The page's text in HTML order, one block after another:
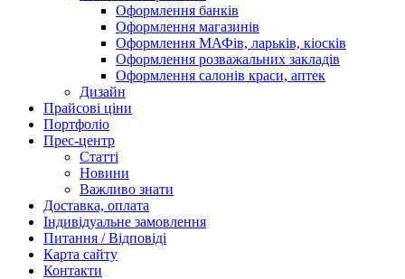
Оформлення банків
Оформлення магазинів
Оформлення МАФів, ларьків, кіосків
Оформлення розважальних закладів
Оформлення салонів краси, аптек
Дизайн
Прайсові ціни
Портфоліо
Прес-центр
Статті
Новини
Важливо знати
Доставка, оплата
Індивідуальне замовлення
Питання / Відповіді
Карта сайту
Контакти